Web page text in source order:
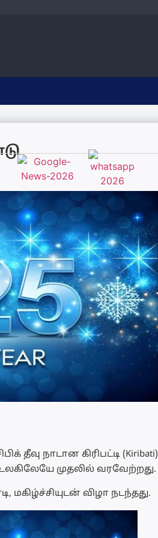
தீவு நாடான கிரிபட்டி (Kiribati)
முதலில் வரவேற்றது.
விழா நடந்தது.